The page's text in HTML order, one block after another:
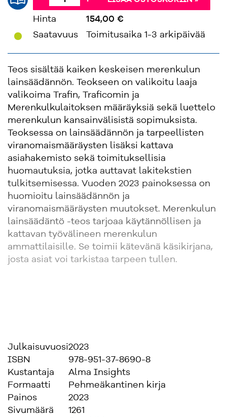
Hinta
154,00 €
Saatavuus
Toimitusaika 1-3 arkipäivää
Teos sisältää kaiken keskeisen merenkulun
lainsäädännön. Teokseen on valikoitu laaja
valikoima Trafin, Traficomin ja
Merenkulkulaitoksen määräyksiä sekä luettelo
merenkulun kansainvälisistä sopimuksista.
Teoksessa on lainsäädännön ja tarpeellisten
viranomaismääräysten lisäksi kattava
asiahakemisto sekä toimituksellisia
huomautuksia, jotka auttavat lakitekstien
tulkitsemisessa. Vuoden 2023 painoksessa on
huomioitu lainsäädännön ja
viranomaismääräysten muutokset. Merenkulun
lainsäädäntö -teos tarjoaa käytännöllisen ja
kattavan työvälineen merenkulun
ammattilaisille. Se toimii kätevänä käsikirjana,
josta asiat voi tarkistaa tarpeen tullen.
Julkaisuvuosi2023
ISBN
978-951-37-8690-8
Kustantaja
Alma Insights
Formaatti
Pehmeäkantinen kirja
Painos
2023
Sivumäärä
1261